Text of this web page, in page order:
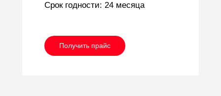
Срок годности: 24 месяца
Получить прайс